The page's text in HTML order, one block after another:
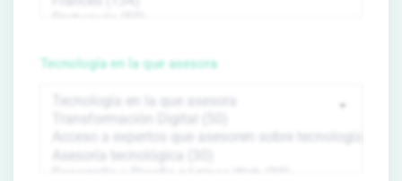
Tecnología en la que asesora